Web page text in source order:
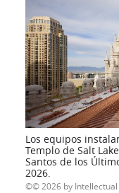
Los equipos
Templo de Salt
Santos de los
2026.
© 2026 by Intellectual